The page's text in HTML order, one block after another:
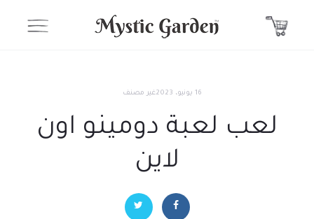
16 يونيو، 2023 غير مصنف
لعب لعبة دومينو اون
لاين